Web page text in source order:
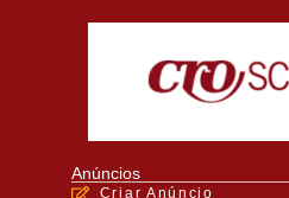
Anúncios
Criar Anúncio